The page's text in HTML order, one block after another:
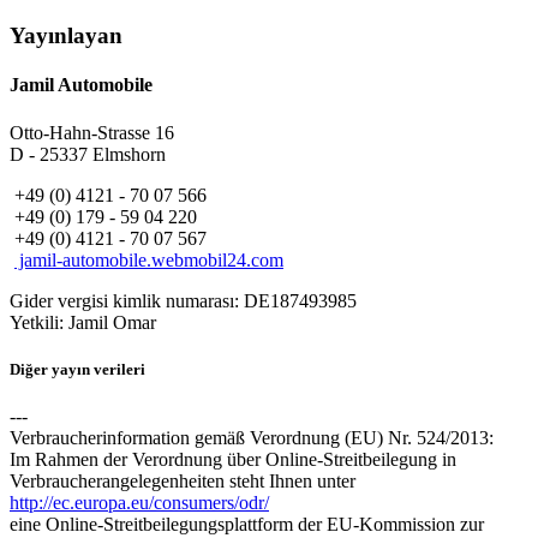
Yayınlayan
Jamil Automobile
Otto-Hahn-Strasse 16
D - 25337 Elmshorn
+49 (0) 4121 - 70 07 566
+49 (0) 179 - 59 04 220
+49 (0) 4121 - 70 07 567
jamil-automobile.webmobil24.com
Gider vergisi kimlik numarası: DE187493985
Yetkili: Jamil Omar
Diğer yayın verileri
---
Verbraucherinformation gemäß Verordnung (EU) Nr. 524/2013:
Im Rahmen der Verordnung über Online-Streitbeilegung in
Verbraucherangelegenheiten steht Ihnen unter
http://ec.europa.eu/consumers/odr/
eine Online-Streitbeilegungsplattform der EU-Kommission zur